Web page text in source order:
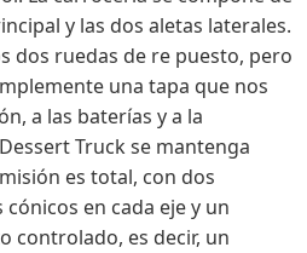
y las dos aletas laterales.
dos ruedas de re puesto, pero
una tapa que nos
a las baterías y a la
Truck se mantenga
es total, con dos
en cada eje y un
controlado, es decir, un